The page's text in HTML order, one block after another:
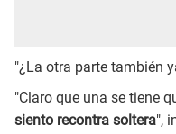
"¿La otra parte también
"Claro que una se tiene
siento recontra soltera",